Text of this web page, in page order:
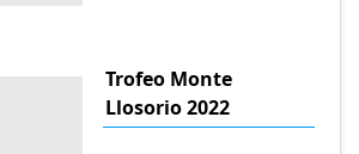
Trofeo Monte
Llosorio 2022